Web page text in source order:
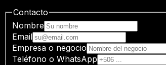
Contacto
Nombre
Email
Empresa o negocio
Teléfono o WhatsApp